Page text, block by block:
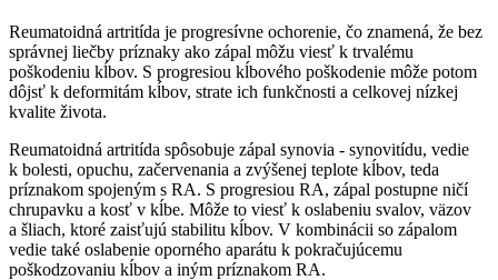
Reumatoidná artritída je progresívne ochorenie, čo znamená, že bez
správnej liečby príznaky ako zápal môžu viesť k trvalému
poškodeniu kĺbov. S progresiou kĺbového poškodenie môže potom
dôjsť k deformitám kĺbov, strate ich funkčnosti a celkovej nízkej
kvalite života.
Reumatoidná artritída spôsobuje zápal synovia - synovitídu, vedie
k bolesti, opuchu, začervenania a zvýšenej teplote kĺbov, teda
príznakom spojeným s RA. S progresiou RA, zápal postupne ničí
chrupavku a kosť v kĺbe. Môže to viesť k oslabeniu svalov, väzov
a šliach, ktoré zaisťujú stabilitu kĺbov. V kombinácii so zápalom
vedie také oslabenie oporného aparátu k pokračujúcemu
poškodzovaniu kĺbov a iným príznakom RA.